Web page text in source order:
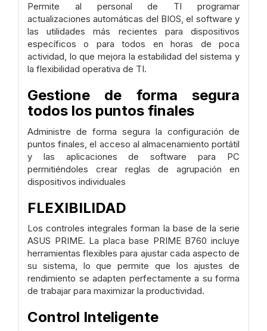
Permite al personal de TI programar
actualizaciones automáticas del BIOS, el software y
las utilidades más recientes para dispositivos
específicos o para todos en horas de poca
actividad, lo que mejora la estabilidad del sistema y
la flexibilidad operativa de TI.
Gestione de forma segura
todos los puntos finales
Administre de forma segura la configuración de
puntos finales, el acceso al almacenamiento portátil
y las aplicaciones de software para PC
permitiéndoles crear reglas de agrupación en
dispositivos individuales
FLEXIBILIDAD
Los controles integrales forman la base de la serie
ASUS PRIME. La placa base PRIME B760 incluye
herramientas flexibles para ajustar cada aspecto de
su sistema, lo que permite que los ajustes de
rendimiento se adapten perfectamente a su forma
de trabajar para maximizar la productividad.
Control Inteligente